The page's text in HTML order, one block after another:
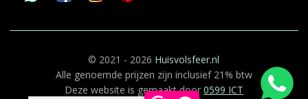
© 2021 - 2026 Huisvolsfeer.nl
Alle genoemde prijzen zijn inclusief 21% btw
Deze website is gemaakt door 0599 ICT